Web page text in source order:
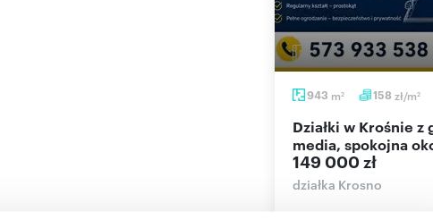
943 m2 158 zł/m2
Działki w Krośnie z garażem i ogrodem,
media, spokojna
149 000 zł
działka Krosno